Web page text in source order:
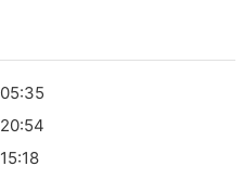
05:35
20:54
15:18